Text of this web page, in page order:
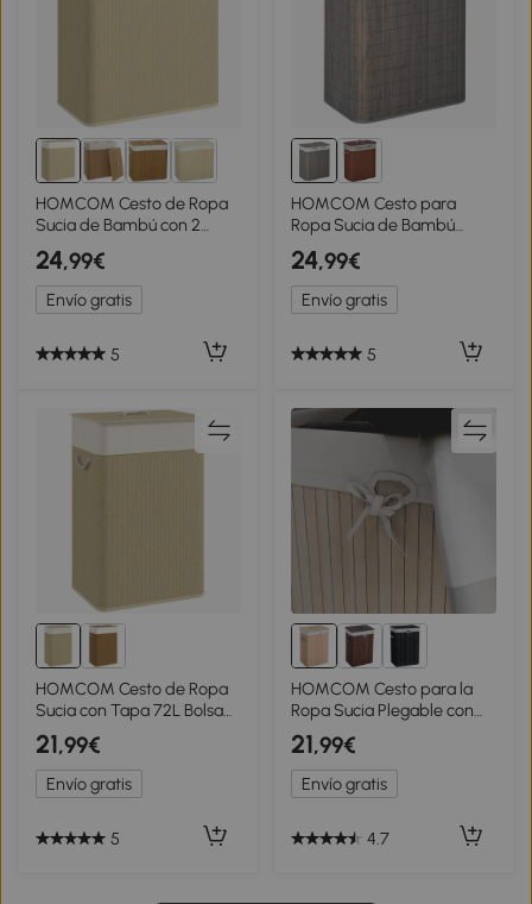
HOMCOM Cesto de Ropa
Sucia de Bambú con 2
Compartimentos Asas
para Facilitar el Uso y
Bolsas Desmontables
Lavables 52x32x63 cm
24,99€
Envío gratis
5
HOMCOM Cesto para
Ropa Sucia de Bambú
Capacidad de 100L con
Tapa Extraíble Bolsa de 2
Compartimentos 52x32x63
cm Gris
24,99€
Envío gratis
5
HOMCOM Cesto de Ropa
Sucia con Tapa 72L Bolsa
Interior Extraíble y Asas
para Lavandería
Dormitorio 40x30x60 cm
Natural
21,99€
Envío gratis
5
HOMCOM Cesto para la
Ropa Sucia Plegable con
Tapa Cubo para la Colada
Rectangular con Asas
40x30x60 cm Natural
21,99€
Envío gratis
4.7